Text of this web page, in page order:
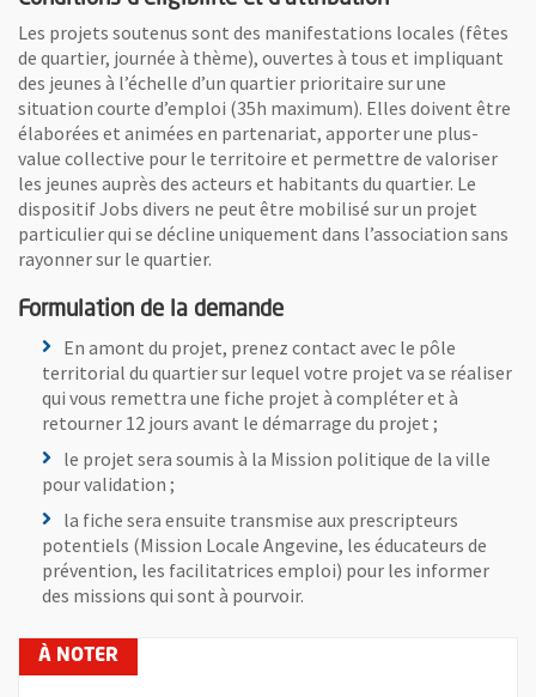
Les projets soutenus sont des manifestations locales (fêtes
de quartier, journée à thème), ouvertes à tous et impliquant
des jeunes à l’échelle d’un quartier prioritaire sur une
situation courte d’emploi (35h maximum). Elles doivent être
élaborées et animées en partenariat, apporter une plus-
value collective pour le territoire et permettre de valoriser
les jeunes auprès des acteurs et habitants du quartier. Le
dispositif Jobs divers ne peut être mobilisé sur un projet
particulier qui se décline uniquement dans l’association sans
rayonner sur le quartier.
Formulation de la demande
En amont du projet, prenez contact avec le pôle
territorial du quartier sur lequel votre projet va se réaliser
qui vous remettra une fiche projet à compléter et à
retourner 12 jours avant le démarrage du projet ;
le projet sera soumis à la Mission politique de la ville
pour validation ;
la fiche sera ensuite transmise aux prescripteurs
potentiels (Mission Locale Angevine, les éducateurs de
prévention, les facilitatrices emploi) pour les informer
des missions qui sont à pourvoir.